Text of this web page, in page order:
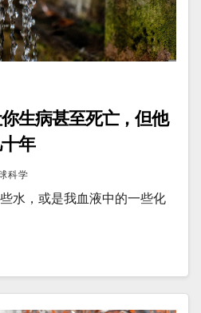
生病甚至死亡，但他
年
科学
水，或是我血液中的一些化